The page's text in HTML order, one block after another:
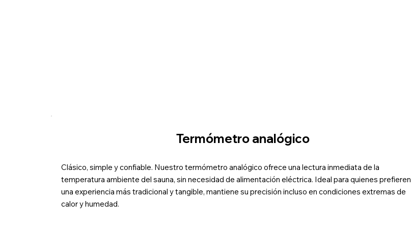
Termómetro analógico
Clásico, simple y confiable. Nuestro termómetro analógico ofrece una lectura inmediata de la
temperatura ambiente del sauna, sin necesidad de alimentación eléctrica. Ideal para quienes prefieren
una experiencia más tradicional y tangible, mantiene su precisión incluso en condiciones extremas de
calor y humedad.